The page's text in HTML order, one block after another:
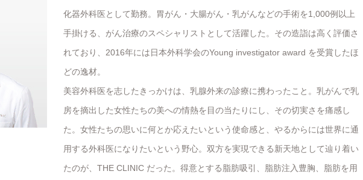
化器外科医として勤務。胃がん・大腸がん・乳がんなどの手術を1,000例以上
手掛ける、がん治療のスペシャリストとして活躍した。その造詣は高く評価さ
れており、2016年には日本外科学会のYoung investigator award を受賞したほ
どの逸材。
美容外科医を志したきっかけは、乳腺外来の診療に携わったこと。乳がんで乳
房を摘出した女性たちの美への情熱を目の当たりにし、その切実さを痛感し
た。女性たちの思いに何とか応えたいという使命感と、やるからには世界に通
用する外科医になりたいという野心。双方を実現できる新天地として辿り着い
たのが、THE CLINIC だった。得意とする脂肪吸引、脂肪注入豊胸、脂肪を用